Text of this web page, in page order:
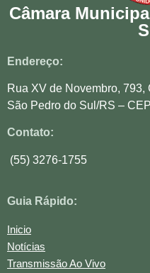
Câmara
Endereço:
Rua XV de Novembro, 793,
São Pedro do Sul/RS –
Contato:
(55) 3276-1755
Guia Rápido:
Inicio
Notícias
Transmissão Ao Vivo